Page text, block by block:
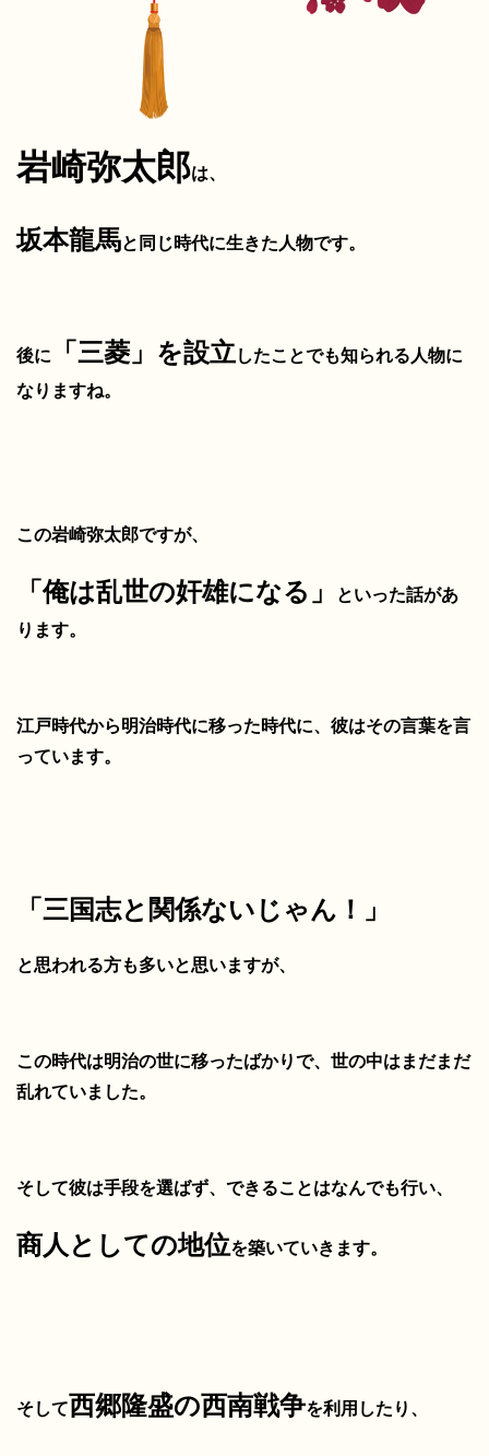
岩崎弥太郎は、
坂本龍馬と同じ時代に生きた人物です。
後に 「三菱」を設立したことでも知られる人物に
なりますね。
この岩崎弥太郎ですが、
「俺は乱世の奸雄になる」
といった話があ
ります。
江戸時代から明治時代に移った時代に、 彼はその言葉を言
っています。
「三国志と関係ないじゃん！」
と思われる方も多いと思いますが、
この時代は明治の世に移ったばかりで、世の中はまだまだ
乱れていました。
そして彼は手段を選ばず、できることはなんでも行い、
商人としての地位を築いていきます。
そして西郷隆盛の西南戦争を利用したり、